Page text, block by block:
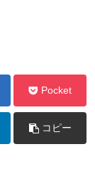
Pocket
コピー